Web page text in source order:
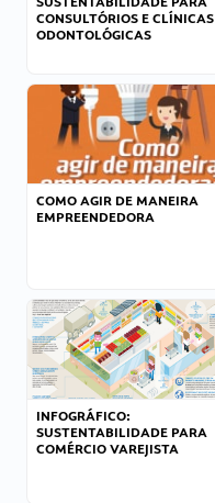
CONSULTÓRIOS E CLÍNICAS
ODONTOLÓGICAS
COMO AGIR DE MANEIRA
EMPREENDEDORA
INFOGRÁFICO:
SUSTENTABILIDADE PARA
COMÉRCIO VAREJISTA